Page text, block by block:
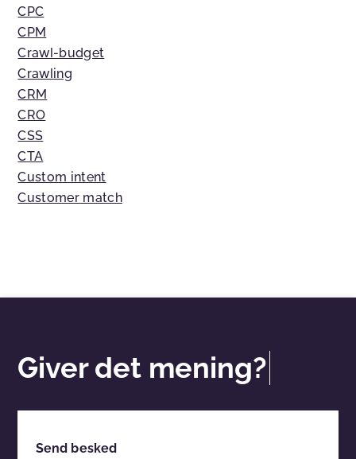
CPC
CPM
Crawl-budget
Crawling
CRM
CRO
CSS
CTA
Custom intent
Customer match
Giver det mening?
Send besked